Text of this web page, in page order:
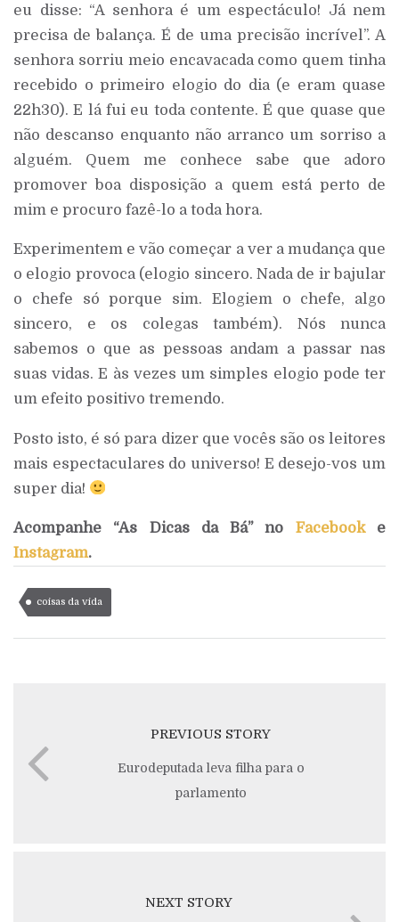
eu disse: “A senhora é um espectáculo! Já nem
precisa de balança. É de uma precisão incrível”. A
senhora sorriu meio encavacada como quem tinha
recebido o primeiro elogio do dia (e eram quase
22h30). E lá fui eu toda contente. É que quase que
não descanso enquanto não arranco um sorriso a
alguém. Quem me conhece sabe que adoro
promover boa disposição a quem está perto de
mim e procuro fazê-lo a toda hora.
Experimentem e vão começar a ver a mudança que
o elogio provoca (elogio sincero. Nada de ir bajular
o chefe só porque sim. Elogiem o chefe, algo
sincero, e os colegas também). Nós nunca
sabemos o que as pessoas andam a passar nas
suas vidas. E às vezes um simples elogio pode ter
um efeito positivo tremendo.
Posto isto, é só para dizer que vocês são os leitores
mais espectaculares do universo! E desejo-vos um
super dia!
Acompanhe “As Dicas da Bá” no Facebooke
Instagram.
coisas da vida
PREVIOUS STORY
Eurodeputada leva filha para o
parlamento
NEXT STORY